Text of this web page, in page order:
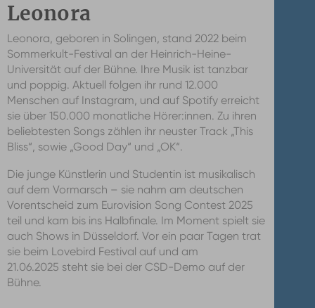
Leonora
Leonora, geboren in Solingen, stand 2022 beim
Sommerkult-Festival an der Heinrich-Heine-
Universität auf der Bühne. Ihre Musik ist tanzbar
und poppig. Aktuell folgen ihr rund 12.000
Menschen auf Instagram, und auf Spotify erreicht
sie über 150.000 monatliche Hörer:innen. Zu ihren
beliebtesten Songs zählen ihr neuster Track „This
Bliss“, sowie „Good Day“ und „OK“.
Die junge Künstlerin und Studentin ist musikalisch
auf dem Vormarsch – sie nahm am deutschen
Vorentscheid zum Eurovision Song Contest 2025
teil und kam bis ins Halbfinale. Im Moment spielt sie
auch Shows in Düsseldorf. Vor ein paar Tagen trat
sie beim Lovebird Festival auf und am
21.06.2025 steht sie bei der CSD-Demo auf der
Bühne.